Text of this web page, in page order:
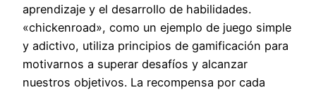
aprendizaje y el desarrollo de habilidades.
«chickenroad», como un ejemplo de juego simple
y adictivo, utiliza principios de gamificación para
motivarnos a superar desafíos y alcanzar
nuestros objetivos. La recompensa por cada